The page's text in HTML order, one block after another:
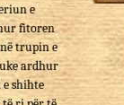
e
fitoren
trupin e
ardhur
e shihte